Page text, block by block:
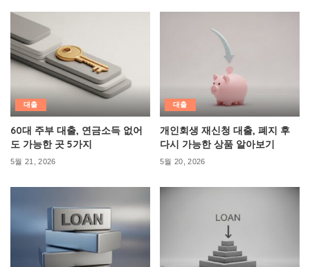
대출
60대 주부 대출, 연금소득 없어
도 가능한 곳 5가지
5월 21, 2026
대출
개인회생 재신청 대출, 폐지 후
다시 가능한 상품 알아보기
5월 20, 2026